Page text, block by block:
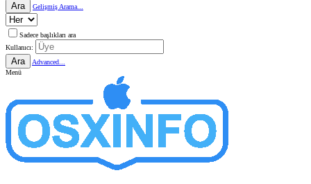
Ara Gelişmiş Arama...
Sadece başlıkları ara
Kullanıcı:
Ara
Advanced...
Menü